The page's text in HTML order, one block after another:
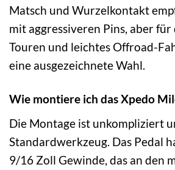
Matsch und Wurzelkontakt
mit aggressiveren Pins, aber für
Touren und leichtes Offroad-
eine ausgezeichnete Wahl.
Wie montiere ich das Xpedo
Die Montage ist unkompliziert
Standardwerkzeug. Das Pedal
9/16 Zoll Gewinde, das an den